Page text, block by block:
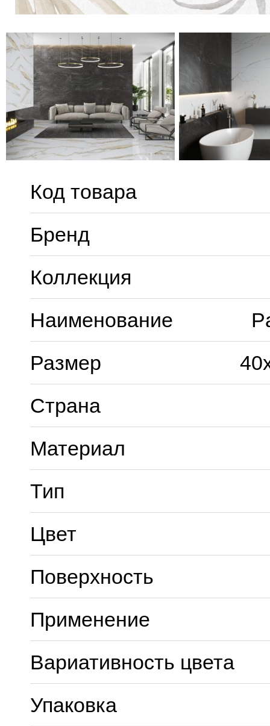
Код товара
Бренд
Коллекция
Наименование
Размер
Страна
Материал
Тип
Цвет
Поверхность
Применение
Вариативность цвета
Упаковка